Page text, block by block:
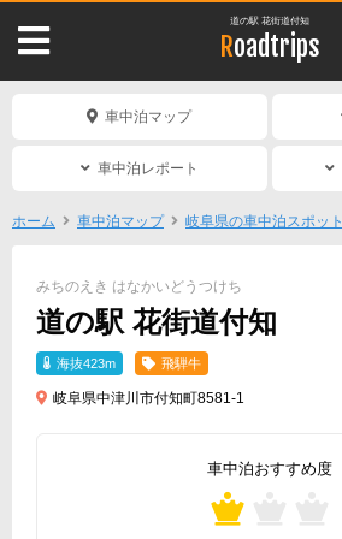
道の駅 花街道付知
Roadtrips
車中泊マップ
車中泊レポート
ホーム 車中泊マップ 岐阜県の車中泊スポット
みちのえき はなかいどうつけち
道の駅 花街道付知
海抜423m 飛騨牛
岐阜県中津川市付知町8581-1
車中泊おすすめ度